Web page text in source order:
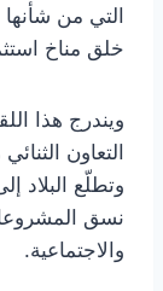
التي من
خلق مناخ
ويندرج هذا
التعاون
وتطلّع البلاد
نسق
والاجتماعية.